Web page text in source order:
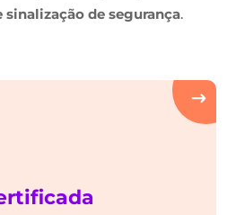
sinalização de segurança.